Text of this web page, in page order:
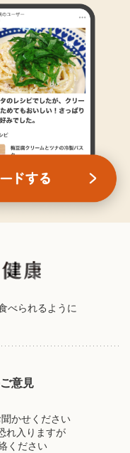
べられるように
意見
かせください
れ入りますが
ください